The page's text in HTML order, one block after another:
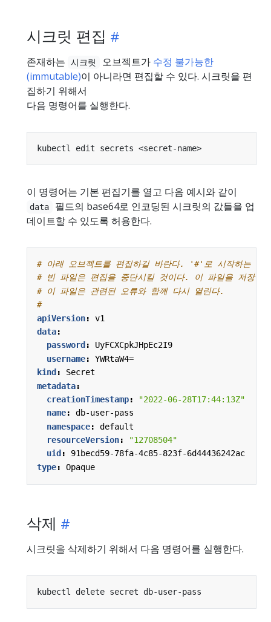
시크릿 편집
존재하는 시크릿 오브젝트가 수정 불가능한
(immutable)이 아니라면 편집할 수 있다. 시크릿을 편
집하기 위해서
다음 명령어를 실행한다.
이 명령어는 기본 편집기를 열고 다음 예시와 같이
data
필드의 base64로 인코딩된 시크릿의 값들을 업
데이트할 수 있도록 허용한다.
# 아래 오브젝트를 편집하길 바란다. '#'로 시작하는 줄
# 빈 파일은 편집을 중단시킬 것이다. 이 파일을 저장하
# 이 파일은 관련된 오류와 함께 다시 열린다.
#
apiVersion:
v1
data:
password :
UyFCXCpkJHpEc2I9
username:
YWRtaW4=
kind :
Secret
metadata:
creationTimestamp:
"2022-06-28T17:44:13Z"
name:
db-user-pass
namespace:
default
resourceVersion:
"12708504"
uid :
91becd59-78fa-4c85-823f-6d44436242ac
type: Opaque
삭제
시크릿을 삭제하기 위해서 다음 명령어를 실행한다.